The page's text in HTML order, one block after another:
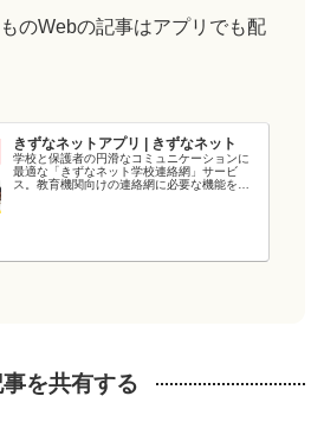
のWebの記事はアプリでも配
きずなネットアプリ | きずなネット
学校と保護者の円滑なコミュニケーションに
最適な「きずなネット学校連絡網」サービ
ス。教育機関向けの連絡網に必要な機能を備
を共有する